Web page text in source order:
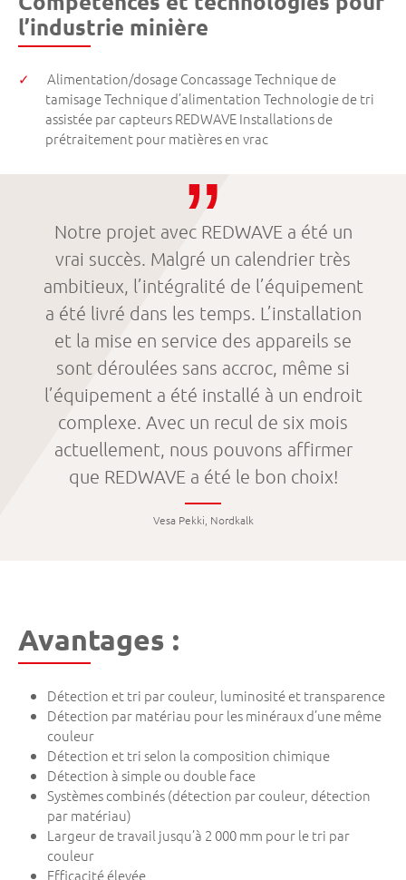
l’industrie minière
Alimentation/dosage Concassage Technique de
tamisage Technique d’alimentation Technologie de tri
assistée par capteurs REDWAVE Installations de
prétraitement pour matières en vrac
Notre projet avec REDWAVE a été un
vrai succès. Malgré un calendrier très
ambitieux, l’intégralité de l’équipement
a été livré dans les temps. L’installation
et la mise en service des appareils se
sont déroulées sans accroc, même si
l’équipement a été installé à un endroit
complexe. Avec un recul de six mois
actuellement, nous pouvons affirmer
que REDWAVE a été le bon choix!
Vesa Pekki, Nordkalk
Avantages :
Détection et tri par couleur, luminosité et transparence
Détection par matériau pour les minéraux d’une même
couleur
Détection et tri selon la composition chimique
Détection à simple ou double face
Systèmes combinés (détection par couleur, détection
par matériau)
Largeur de travail jusqu’à 2 000 mm pour le tri par
couleur
Efficacité élevée